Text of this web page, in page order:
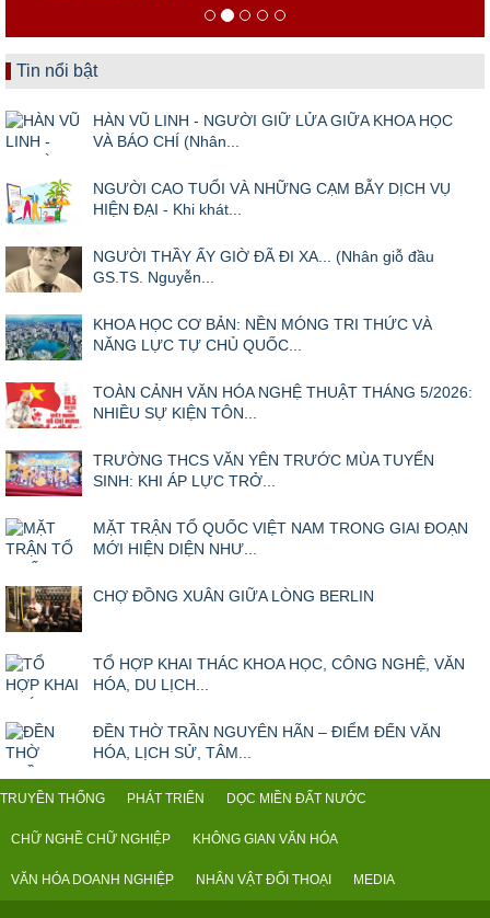
Tin nổi bật
HÀN VŨ LINH - NGƯỜI GIỮ LỬA GIỮA KHOA HỌC
VÀ BÁO CHÍ (Nhân...
NGƯỜI CAO TUỔI VÀ NHỮNG CẠM BẪY DỊCH VỤ
HIỆN ĐẠI - Khi khát...
NGƯỜI THẦY ẤY GIỜ ĐÃ ĐI XA... (Nhân giỗ đầu
GS.TS. Nguyễn...
KHOA HỌC CƠ BẢN: NỀN MÓNG TRI THỨC VÀ
NĂNG LỰC TỰ CHỦ QUỐC...
TOÀN CẢNH VĂN HÓA NGHỆ THUẬT THÁNG 5/2026:
NHIỀU SỰ KIỆN TÔN...
TRƯỜNG THCS VĂN YÊN TRƯỚC MÙA TUYỂN
SINH: KHI ÁP LỰC TRỞ...
MẶT TRẬN TỔ QUỐC VIỆT NAM TRONG GIAI ĐOẠN
MỚI HIỆN DIỆN NHƯ...
CHỢ ĐỒNG XUÂN GIỮA LÒNG BERLIN
TỔ HỢP KHAI THÁC KHOA HỌC, CÔNG NGHỆ, VĂN
HÓA, DU LỊCH...
ĐỀN THỜ TRẦN NGUYÊN HÃN – ĐIỂM ĐẾN VĂN
HÓA, LỊCH SỬ, TÂM...
TRUYỀN THỐNG PHÁT TRIỂN DỌC MIỀN ĐẤT NƯỚC
CHỮ NGHỀ CHỮ NGHIỆP KHÔNG GIAN VĂN HÓA
VĂN HÓA DOANH NGHIỆP NHÂN VẬT ĐỐI THOẠI MEDIA